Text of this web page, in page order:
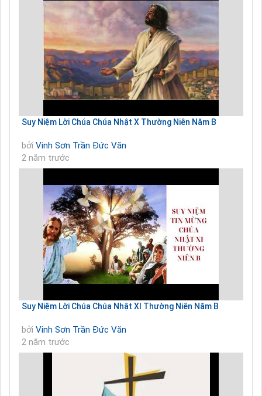
Suy Niệm Lời Chúa Chúa Nhật X Thường Niên Năm B
bởi Vinh Sơn Trần Đức Văn
2 năm trước
Suy Niệm Lời Chúa Chúa Nhật XI Thường Niên Năm B
bởi Vinh Sơn Trần Đức Văn
2 năm trước